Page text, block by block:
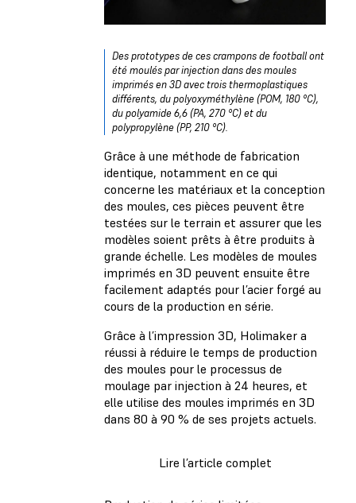
Des prototypes de ces crampons de football ont
été moulés par injection dans des moules
imprimés en 3D avec trois thermoplastiques
différents, du polyoxyméthylène (POM, 180 °C),
du polyamide 6,6 (PA, 270 °C) et du
polypropylène (PP, 210 °C).
Grâce à une méthode de fabrication
identique, notamment en ce qui
concerne les matériaux et la conception
des moules, ces pièces peuvent être
testées sur le terrain et assurer que les
modèles soient prêts à être produits à
grande échelle. Les modèles de moules
imprimés en 3D peuvent ensuite être
facilement adaptés pour l’acier forgé au
cours de la production en série.
Grâce à l’impression 3D, Holimaker a
réussi à réduire le temps de production
des moules pour le processus de
moulage par injection à 24 heures, et
elle utilise des moules imprimés en 3D
dans 80 à 90 % de ses projets actuels.
Lire l’article complet